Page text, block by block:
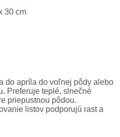
30 cm
do apríla do voľnej pôdy alebo
Preferuje teplé, slnečné
priepustnou pôdou.
listov podporujú rast a